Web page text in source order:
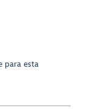
para esta